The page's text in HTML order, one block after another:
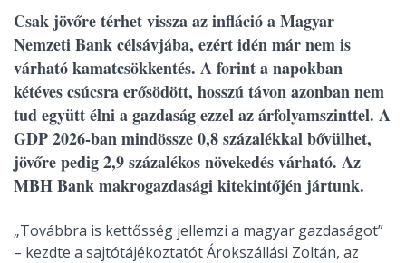
Csak jövőre térhet vissza az infláció a Magyar
Nemzeti Bank célsávjába, ezért idén már nem is
várható kamatcsökkentés. A forint a napokban
kétéves csúcsra erősödött, hosszú távon azonban nem
tud együtt élni a gazdaság ezzel az árfolyamszinttel. A
GDP 2026-ban mindössze 0,8 százalékkal bővülhet,
jövőre pedig 2,9 százalékos növekedés várható. Az
MBH Bank makrogazdasági kitekintőjén jártunk.
„Továbbra is kettősség jellemzi a magyar gazdaságot”
– kezdte a sajtótájékoztatót Árokszállási Zoltán, az